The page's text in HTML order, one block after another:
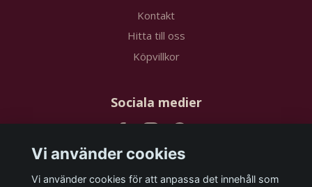
Kontakt
Hitta till oss
Köpvillkor
Sociala medier
Prenumerera på vårt nyhetsbrev
Vi använder cookies
Vi använder cookies för att anpassa det innehåll som